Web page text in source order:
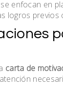
enfocan en
logros
carta de